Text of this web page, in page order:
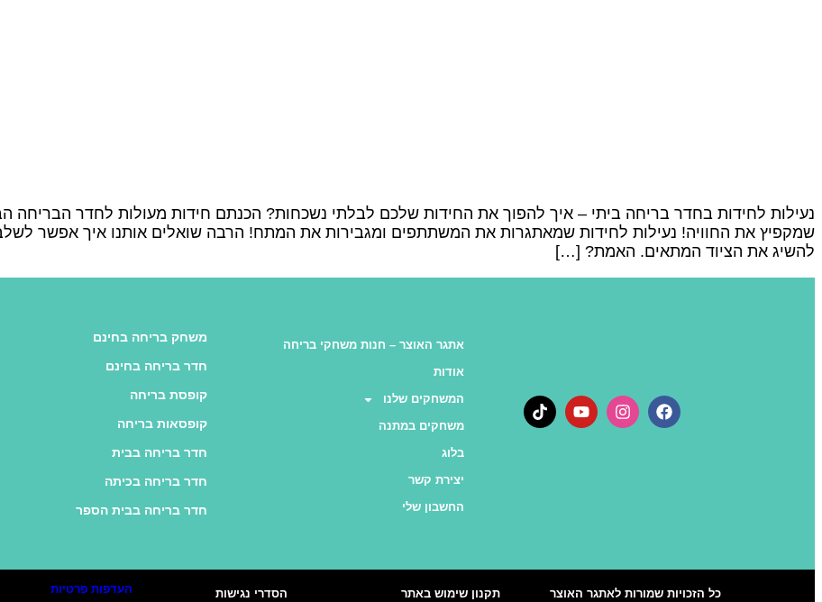
נעילות לחידות בחדר בריחה ביתי – איך להפוך את החידות שלכם לבלתי נשכחות? הכנתם חידות מעולות לחדר הבריחה
שמקפיץ את החוויה! נעילות לחידות שמאתגרות את המשתתפים ומגבירות את המתח! הרבה שואלים אותנו איך אפשר
להשיג את הציוד המתאים. האמת? […]
אתגר האוצר – חנות משחקי בריחה
אודות
המשחקים שלנו
משחקים במתנה
בלוג
יצירת קשר
החשבון שלי
משחק בריחה בחינם
חדר בריחה בחינם
קופסת בריחה
קופסאות בריחה
חדר בריחה בבית
חדר בריחה בכיתה
חדר בריחה בבית הספר
כל הזכויות שמורות לאתגר האוצר תקנון שימוש באתר הסדרי נגישות העדפות פרטיות